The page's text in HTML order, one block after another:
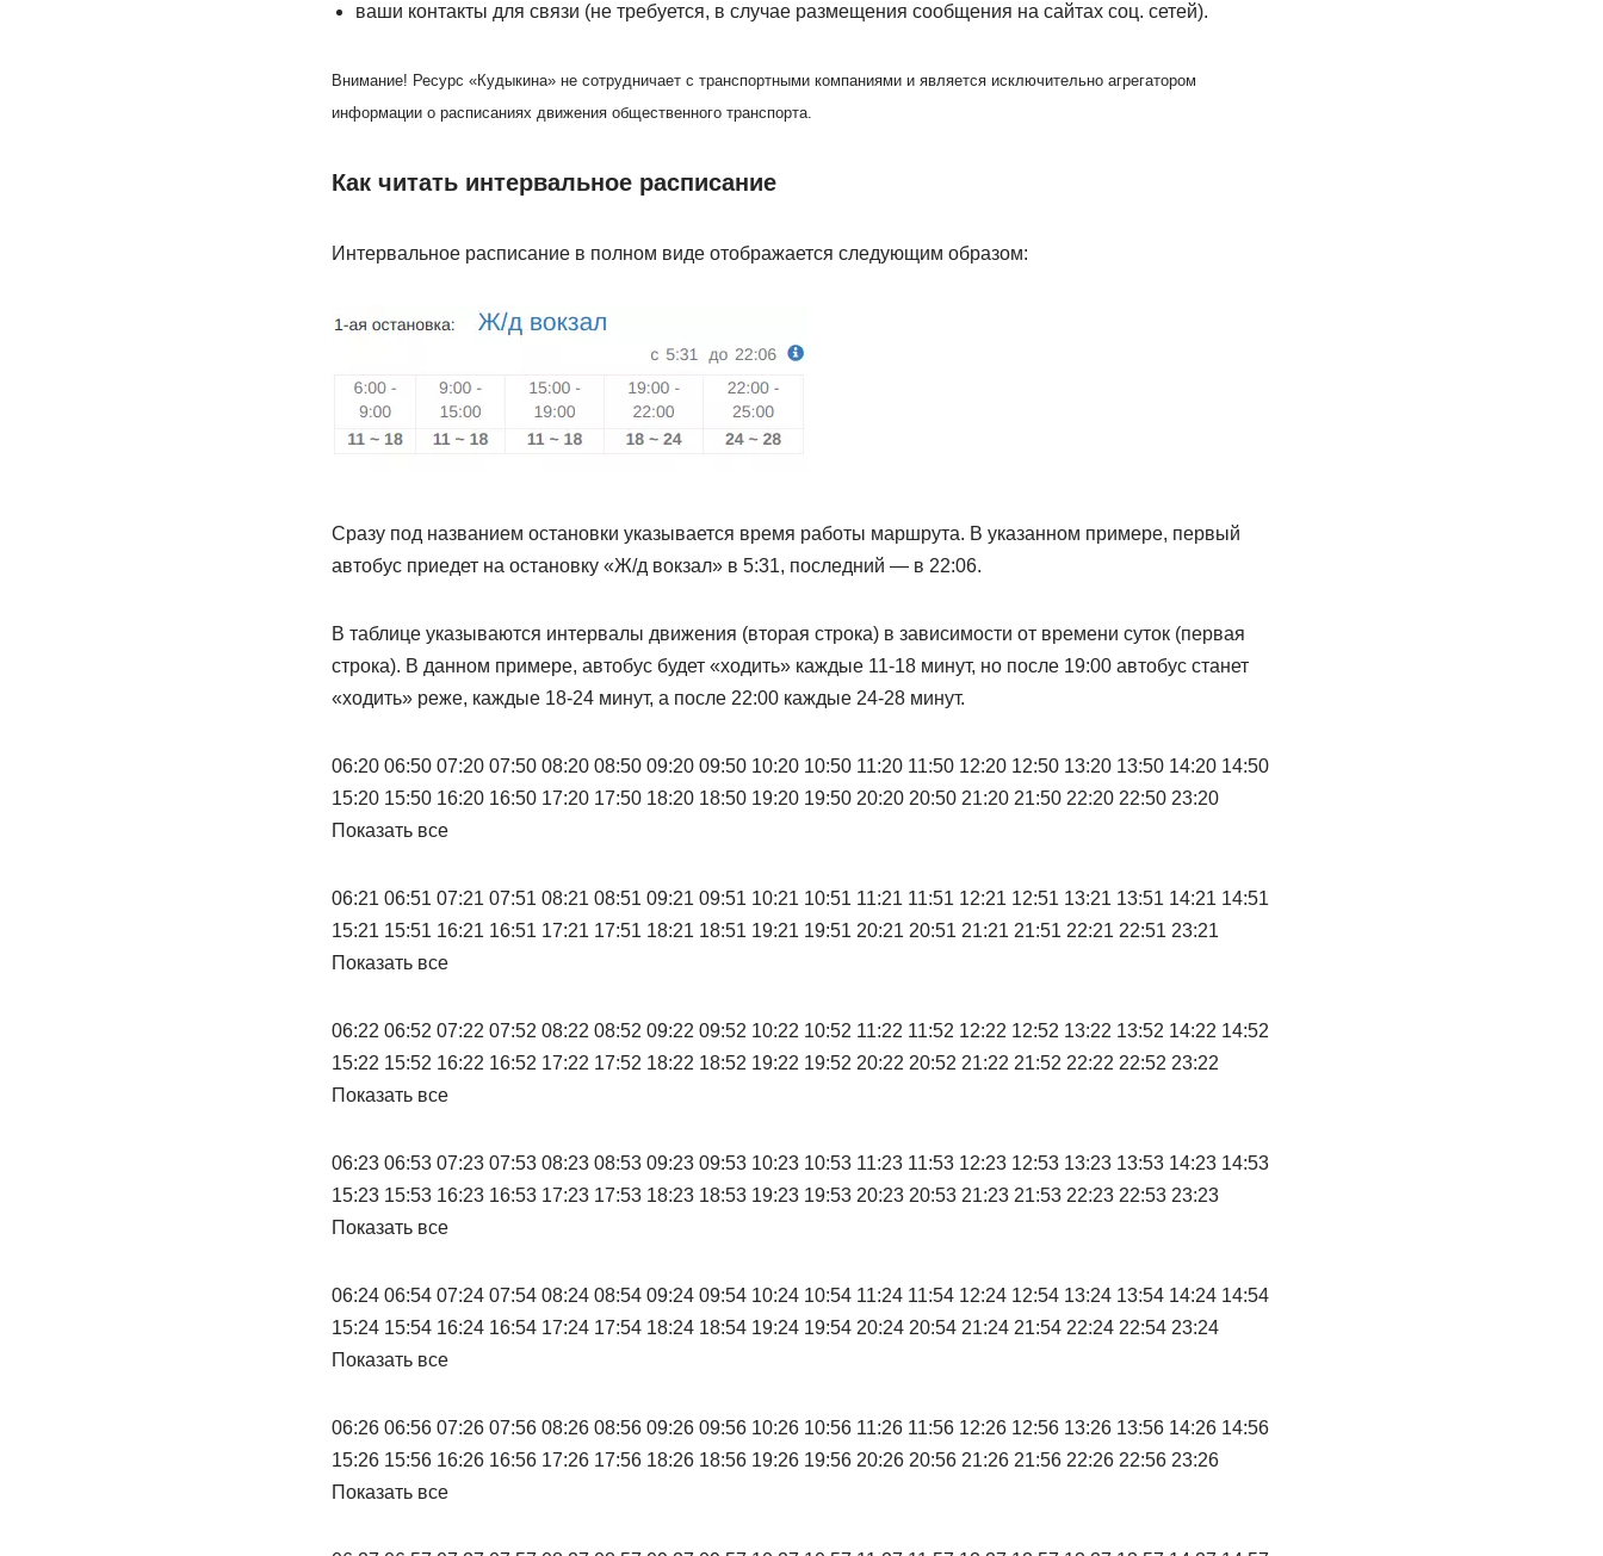
ваши контакты для связи (не требуется, в случае размещения сообщения на сайтах соц. сетей).
Внимание! Ресурс «Кудыкина» не сотрудничает с транспортными компаниями и является исключительно агрегатором
информации о расписаниях движения общественного транспорта.
Как читать интервальное расписание
Интервальное расписание в полном виде отображается следующим образом:
Сразу под названием остановки указывается время работы маршрута. В указанном примере, первый
автобус приедет на остановку «Ж/д вокзал» в 5:31, последний — в 22:06.
В таблице указываются интервалы движения (вторая строка) в зависимости от времени суток (первая
строка). В данном примере, автобус будет «ходить» каждые 11-18 минут, но после 19:00 автобус станет
«ходить» реже, каждые 18-24 минут, а после 22:00 каждые 24-28 минут.
06:20 06:50 07:20 07:50 08:20 08:50 09:20 09:50 10:20 10:50 11:20 11:50 12:20 12:50 13:20 13:50 14:20 14:50
15:20 15:50 16:20 16:50 17:20 17:50 18:20 18:50 19:20 19:50 20:20 20:50 21:20 21:50 22:20 22:50 23:20
Показать все
06:21 06:51 07:21 07:51 08:21 08:51 09:21 09:51 10:21 10:51 11:21 11:51 12:21 12:51 13:21 13:51 14:21 14:51
15:21 15:51 16:21 16:51 17:21 17:51 18:21 18:51 19:21 19:51 20:21 20:51 21:21 21:51 22:21 22:51 23:21
Показать все
06:22 06:52 07:22 07:52 08:22 08:52 09:22 09:52 10:22 10:52 11:22 11:52 12:22 12:52 13:22 13:52 14:22 14:52
15:22 15:52 16:22 16:52 17:22 17:52 18:22 18:52 19:22 19:52 20:22 20:52 21:22 21:52 22:22 22:52 23:22
Показать все
06:23 06:53 07:23 07:53 08:23 08:53 09:23 09:53 10:23 10:53 11:23 11:53 12:23 12:53 13:23 13:53 14:23 14:53
15:23 15:53 16:23 16:53 17:23 17:53 18:23 18:53 19:23 19:53 20:23 20:53 21:23 21:53 22:23 22:53 23:23
Показать все
06:24 06:54 07:24 07:54 08:24 08:54 09:24 09:54 10:24 10:54 11:24 11:54 12:24 12:54 13:24 13:54 14:24 14:54
15:24 15:54 16:24 16:54 17:24 17:54 18:24 18:54 19:24 19:54 20:24 20:54 21:24 21:54 22:24 22:54 23:24
Показать все
06:26 06:56 07:26 07:56 08:26 08:56 09:26 09:56 10:26 10:56 11:26 11:56 12:26 12:56 13:26 13:56 14:26 14:56
15:26 15:56 16:26 16:56 17:26 17:56 18:26 18:56 19:26 19:56 20:26 20:56 21:26 21:56 22:26 22:56 23:26
Показать все